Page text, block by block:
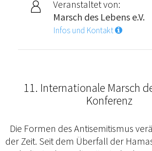
Veranstaltet von:
Marsch des Lebens e.V.
Infos und Kontakt
11. Internationale Marsch
Konferenz
Die Formen des Antisemitismus
der Zeit. Seit dem Überfall der